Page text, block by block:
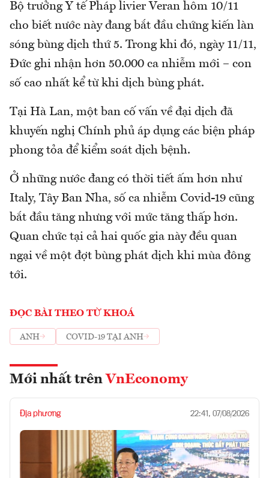
Bộ trưởng Y tế Pháp livier Veran hôm 10/11
cho biết nước này đang bắt đầu chứng kiến làn
sóng bùng dịch thứ 5. Trong khi đó, ngày 11/11,
Đức ghi nhận hơn 50.000 ca nhiễm mới – con
số cao nhất kể từ khi dịch bùng phát.
Tại Hà Lan, một ban cố vấn về đại dịch đã
khuyến nghị Chính phủ áp dụng các biện pháp
phong tỏa để kiểm soát dịch bệnh.
Ở những nước đang có thời tiết ấm hơn như
Italy, Tây Ban Nha, số ca nhiễm Covid-19 cũng
bắt đầu tăng nhưng với mức tăng thấp hơn.
Quan chức tại cả hai quốc gia này đều quan
ngại về một đợt bùng phát dịch khi mùa đông
tới.
ĐỌC BÀI THEO TỪ KHOÁ
ANH COVID-19 TẠI ANH
Mới nhất trên VnEconomy
Địa phương 22:41, 07/08/2026